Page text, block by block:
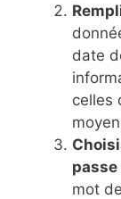
date
celles
passe
mot